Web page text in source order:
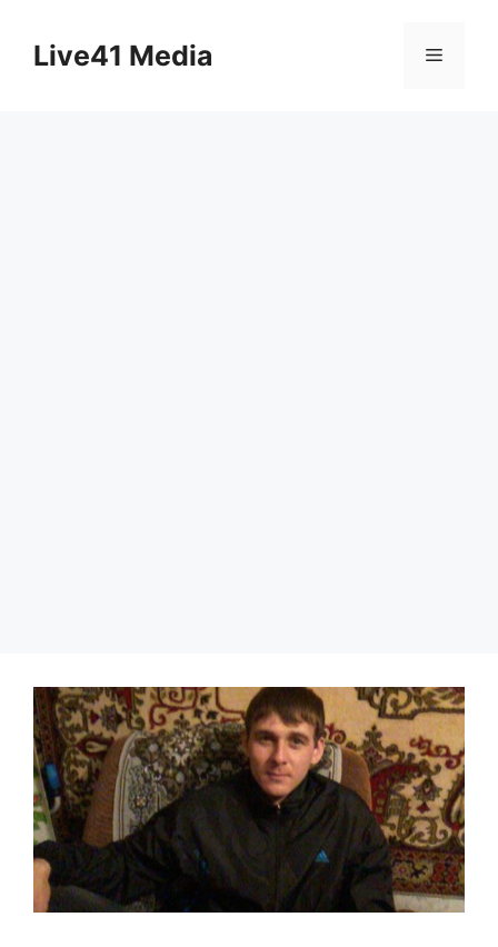
contentLive41 Media Menu